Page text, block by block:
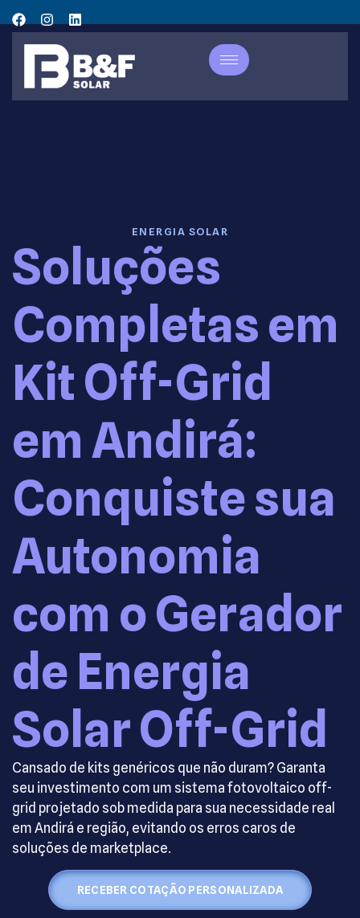
ENERGIA SOLAR
Soluções
Completas em
Kit Off-Grid
em Andirá:
Conquiste sua
Autonomia
com o Gerador
de Energia
Solar Off-Grid
Cansado de kits genéricos que não duram? Garanta
seu investimento com um sistema fotovoltaico off-
grid projetado sob medida para sua necessidade real
em Andirá e região, evitando os erros caros de
soluções de marketplace.
RECEBER COTAÇÃO PERSONALIZADA